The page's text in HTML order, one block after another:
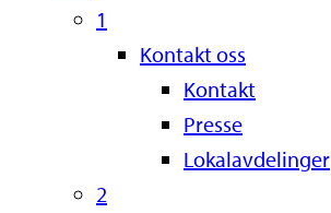
1
Kontakt oss
Kontakt
Presse
Lokalavdelinger
2